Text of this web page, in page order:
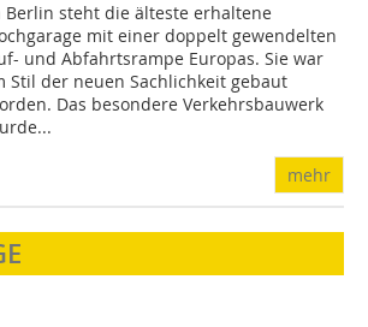
Berlin steht die älteste erhaltene
mit einer doppelt gewendelten
und Abfahrtsrampe Europas. Sie war
Stil der neuen Sachlichkeit gebaut
Das besondere Verkehrsbauwerk
mehr